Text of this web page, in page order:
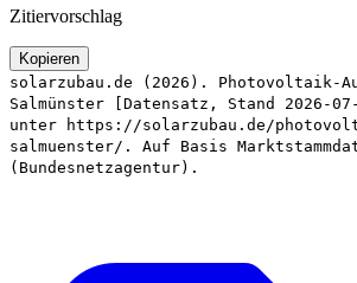
Zitiervorschlag
Kopieren
solarzubau.de (2026). Photovoltaik-
Salmünster [Datensatz, Stand 2026-
unter https://solarzubau.de/
salmuenster/. Auf Basis
(Bundesnetzagentur).